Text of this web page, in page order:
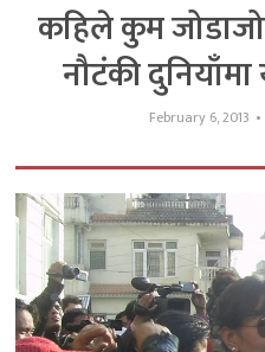
कहिले कुम
नौटंकी
February 6, 2013